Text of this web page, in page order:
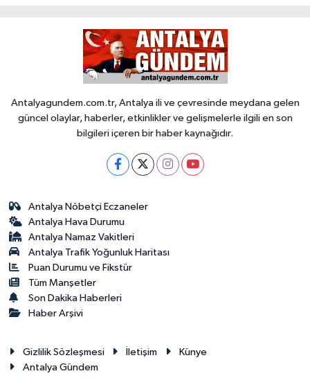
Antalyagundem.com.tr, Antalya ili ve çevresinde meydana gelen
güncel olaylar, haberler, etkinlikler ve gelişmelerle ilgili en son
bilgileri içeren bir haber kaynağıdır.
Antalya Nöbetçi Eczaneler
Antalya Hava Durumu
Antalya Namaz Vakitleri
Antalya Trafik Yoğunluk Haritası
Puan Durumu ve Fikstür
Tüm Manşetler
Son Dakika Haberleri
Haber Arşivi
Gizlilik Sözleşmesi İletişim
Künye
Antalya Gündem